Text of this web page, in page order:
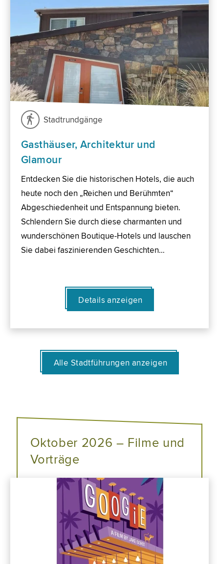
Stadtrundgänge
Gasthäuser, Architektur und
Glamour
Entdecken Sie die historischen Hotels, die auch
heute noch den „Reichen und Berühmten“
Abgeschiedenheit und Entspannung bieten.
Schlendern Sie durch diese charmanten und
wunderschönen Boutique-Hotels und lauschen
Sie dabei faszinierenden Geschichten…
Details anzeigen
Alle Stadtführungen anzeigen
Oktober 2026 – Filme und
Vorträge